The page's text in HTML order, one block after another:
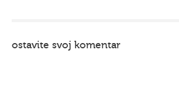
ostavite svoj komentar